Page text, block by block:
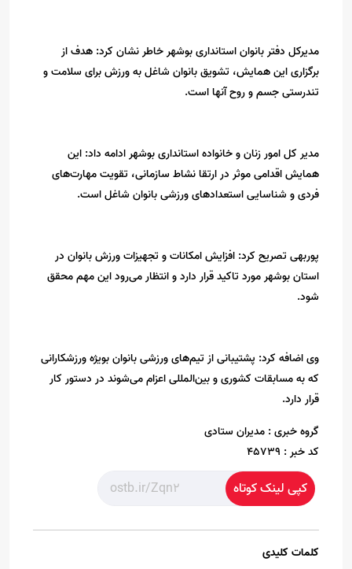
مدیرکل دفتر بانوان استانداری بوشهر خاطر نشان کرد: هدف از
برگزاری این همایش، تشویق بانوان شاغل به ورزش برای سلامت و
تندرستی جسم و روح آنها است.
مدیر کل امور زنان و خانواده استانداری بوشهر ادامه داد: این
همایش اقدامی موثر در ارتقا نشاط سازمانی، تقویت مهارت‌های
فردی و شناسایی استعدادهای ورزشی بانوان شاغل است.
پوربهی تصریح کرد: افزایش امکانات و تجهیزات ورزش بانوان در
استان بوشهر مورد تاکید قرار دارد و انتظار می‌رود این مهم محقق
شود.
وی اضافه کرد: پشتیبانی از تیم‌های ورزشی بانوان بویژه ورزشکارانی
که به مسابقات کشوری و بین‌المللی اعزام می‌شوند در دستور کار
قرار دارد.
گروه خبری : مدیران ستادی
کد خبر : 45739
کپی لینک کوتاه
کلمات کلیدی